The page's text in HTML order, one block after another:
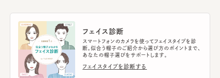
フェイス診断
スマートフォンのカメラを使ってフェイスタイプを診
断。似合う帽子のご紹介から選び方のポイントまで、
あなたの帽子選びをサポートします。
フェイスタイプを診断する